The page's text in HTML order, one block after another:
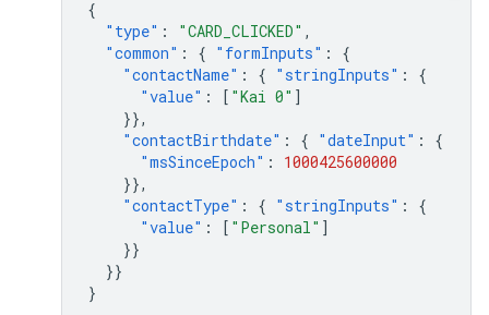
{
"type" : "CARD_CLICKED" ,
"common" : { "formInputs" :
{
"contactName" : { "stringInputs" :
{
"value" : [ "Kai 0" ]
}},
"contactBirthdate" : { "dateInput" :
{
"msSinceEpoch" :
1000425600000
}},
"contactType" : { "stringInputs" :
{
"value" : [ "Personal" ]
}}
}}
}